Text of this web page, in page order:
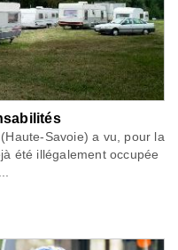
Savoie) a vu, pour la
été illégalement occupée